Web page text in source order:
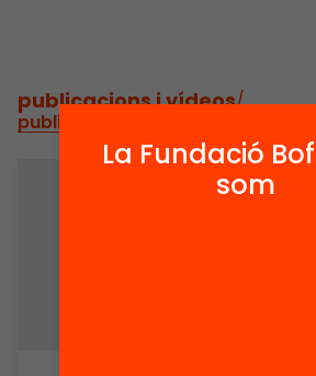
publicacions i vídeos/
publicacions i vídeos relacionats
La Fundació
som